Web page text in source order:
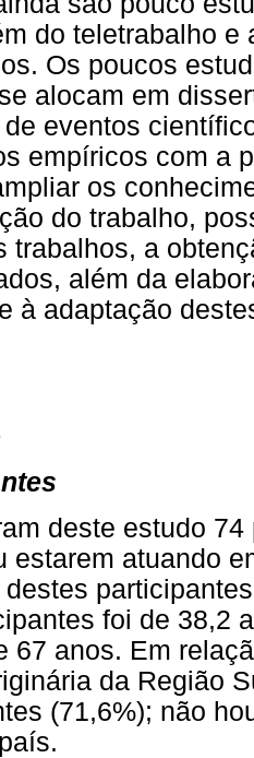
do teletrabalho e
Os poucos
alocam em
eventos
empíricos com a
os
do trabalho,
trabalhos, a
além da
à adaptação
deste estudo
estarem atuando
foi de 38,2
67 anos. Em
da Região
(71,6%); não